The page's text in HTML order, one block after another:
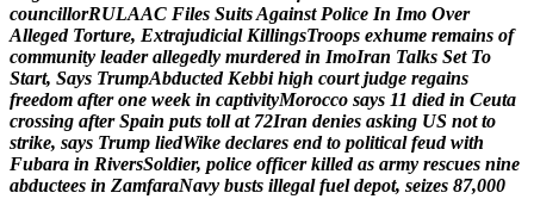
councillorRULAAC Files SuitsAgainst Police In Imo Over
Alleged Torture, Extrajudicial KillingsTroops exhume remains of
community leader allegedly murdered in ImoIran Talks Set To
Start, Says TrumpAbducted Kebbi high court judge regains
freedom after one week in captivityMorocco says 11 died in Ceuta
crossing after Spain puts toll at 72Iran denies asking US not to
strike, says Trump liedWike declares end to political feud with
Fubara in RiversSoldier, police officer killed as army rescues nine
abductees in ZamfaraNavy busts illegal fuel depot, seizes 87,000